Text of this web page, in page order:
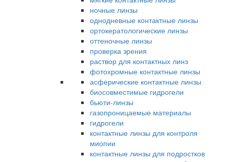
ночные линзы
однодневные контактные линзы
ортокератологические линзы
оттеночные линзы
проверка зрения
раствор для контактных линз
фотохромные контактные линзы
асферические контактные линзы
биосовместимые гидрогели
бьюти-линзы
газопроницаемые материалы
гидрогели
контактные линзы для контроля
миопии
контактные линзы для подростков